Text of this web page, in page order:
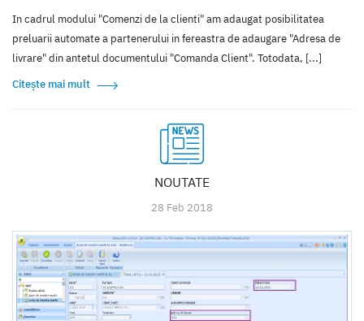
In cadrul modului "Comenzi de la clienti" am adaugat posibilitatea
preluarii automate a partenerului in fereastra de adaugare "Adresa de
livrare" din antetul documentului "Comanda Client". Totodata, [...]
Citește mai mult
NOUTATE
28 Feb 2018